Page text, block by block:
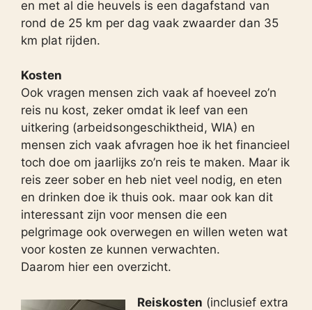
en met al die heuvels is een dagafstand van
rond de 25 km per dag vaak zwaarder dan 35
km plat rijden.
Kosten
Ook vragen mensen zich vaak af hoeveel zo’n
reis nu kost, zeker omdat ik leef van een
uitkering (arbeidsongeschiktheid, WIA) en
mensen zich vaak afvragen hoe ik het financieel
toch doe om jaarlijks zo’n reis te maken. Maar ik
reis zeer sober en heb niet veel nodig, en eten
en drinken doe ik thuis ook. maar ook kan dit
interessant zijn voor mensen die een
pelgrimage ook overwegen en willen weten wat
voor kosten ze kunnen verwachten.
Daarom hier een overzicht.
Reiskosten (inclusief extra